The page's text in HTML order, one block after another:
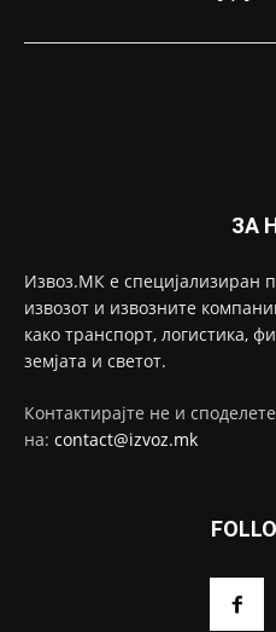
ЗА
Извоз.МК е специјализиран
извозот и извозните
како транспорт, логистика,
земјата и светот.
Контактирајте не и
на: contact@izvoz.mk